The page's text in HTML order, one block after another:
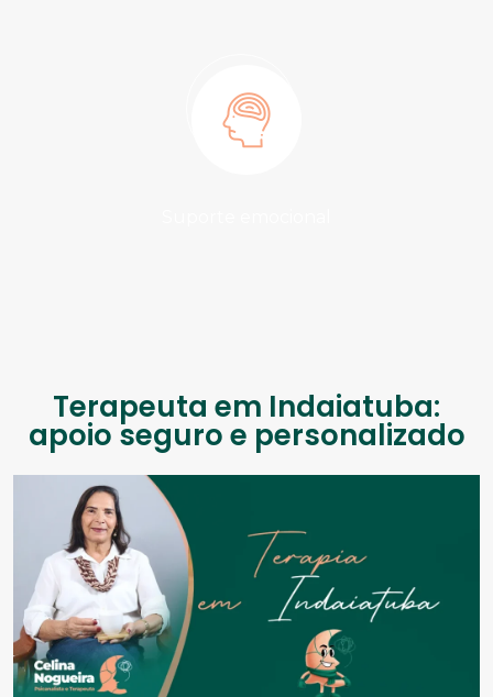
Terapeuta em Indaiatuba:
apoio seguro e personalizado